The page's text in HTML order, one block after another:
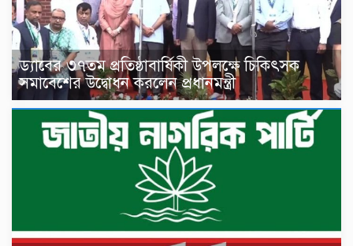
ড্যাবের ৩৭তম প্রতিষ্ঠাবার্ষিকী উপলক্ষে চিকিৎসক
সমাবেশের উদ্বোধন করলেন প্রধানমন্ত্রী